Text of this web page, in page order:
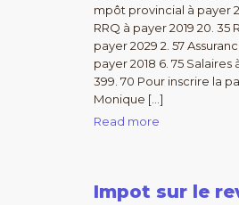
mpôt provincial à payer
RRQ à payer 2019 20. 35
payer 2029 2. 57
payer 2018 6. 75 Salaires
399. 70 Pour inscrire la
Monique […]
Read more
Impot sur le